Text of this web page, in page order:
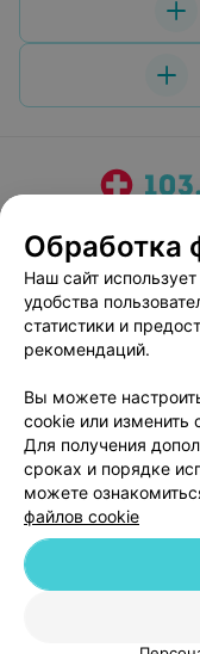
Медицинский
© 2026 ООО «Артокс
г. Минск,
Обработка
Наш сайт
удобства
статистики и
рекомендаций.
Вы можете
cookie или изменить
Для получения
сроках и порядке
можете
файлов cookie